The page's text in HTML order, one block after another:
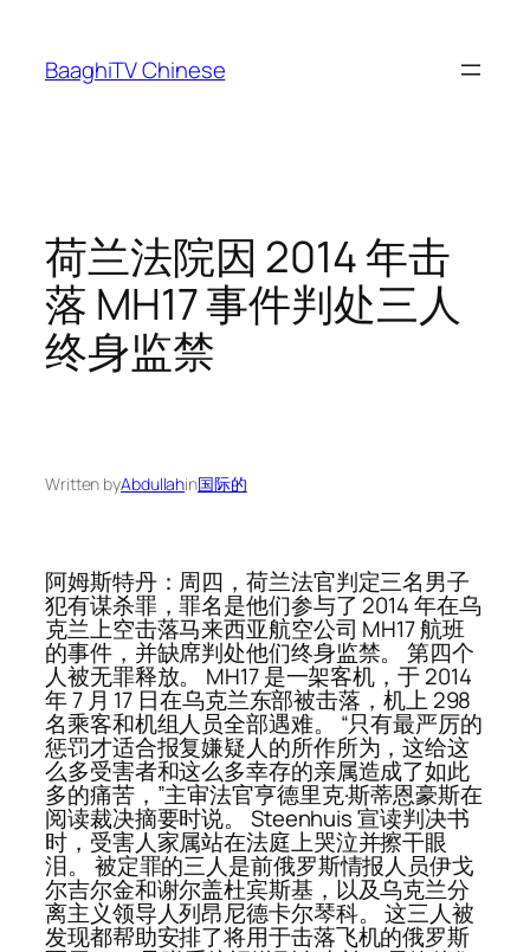
content
BaaghiTV Chinese
荷兰法院因 2014 年击
落 MH17 事件判处三人
终身监禁
Written byAbdullahin国际的
阿姆斯特丹：周四，荷兰法官判定三名男子
犯有谋杀罪，罪名是他们参与了 2014 年在乌
克兰上空击落马来西亚航空公司 MH17 航班
的事件，并缺席判处他们终身监禁。 第四个
人被无罪释放。 MH17 是一架客机，于 2014
年 7 月 17 日在乌克兰东部被击落，机上 298
名乘客和机组人员全部遇难。 “只有最严厉的
惩罚才适合报复嫌疑人的所作所为，这给这
么多受害者和这么多幸存的亲属造成了如此
多的痛苦，”主审法官亨德里克·斯蒂恩豪斯在
阅读裁决摘要时说。 Steenhuis 宣读判决书
时，受害人家属站在法庭上哭泣并擦干眼
泪。 被定罪的三人是前俄罗斯情报人员伊戈
尔吉尔金和谢尔盖杜宾斯基，以及乌克兰分
离主义领导人列昂尼德卡尔琴科。 这三人被
发现都帮助安排了将用于击落飞机的俄罗斯